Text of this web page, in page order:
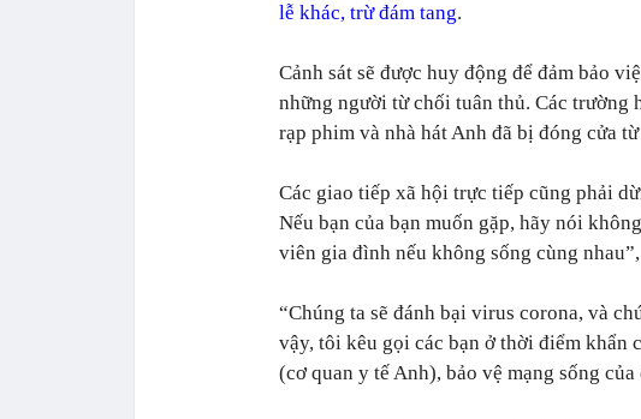
lễ khác, trừ đám tang.
Cảnh sát sẽ được huy động để đảm bảo
những người từ chối tuân thủ. Các trường
rạp phim và nhà hát Anh đã bị đóng cửa
Các giao tiếp xã hội trực tiếp cũng phải
Nếu bạn của bạn muốn gặp, hãy nói
viên gia đình nếu không sống cùng nhau”,
“Chúng ta sẽ đánh bại virus corona, và
vậy, tôi kêu gọi các bạn ở thời điểm khẩn
(cơ quan y tế Anh), bảo vệ mạng sống của